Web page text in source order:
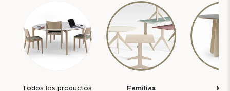
dejando que los detalles metálicos adopten un color
RAL que combine con el acabado del tablero, o, ¿por
qué no, dejando que StandByMe sea completamente
monocromática?
En combinación con el taburete SitOnMe y el
de colgado en madera, StandByMe se convierte en
Todos los productos Familias